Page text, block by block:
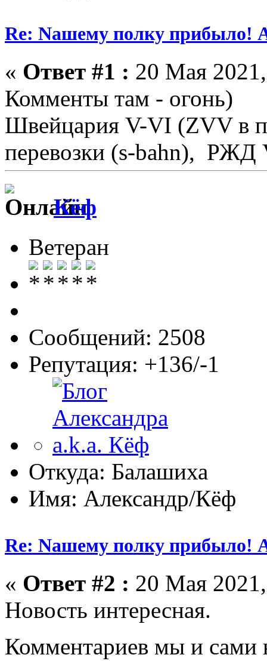
Re: Nашему полку прибыло!
« Ответ #1 : 20 Мая
Комменты там - огонь)
Швейцария V-VI (ZVV в
перевозки (s-bahn), РЖД
Кёф
Ветеран
Сообщений: 2508
Репутация: +136/-1
Откуда: Балашиха
Имя: Александр/Кёф
Re: Nашему полку прибыло!
« Ответ #2 : 20 Мая
Новость интересная.
Комментариев мы и